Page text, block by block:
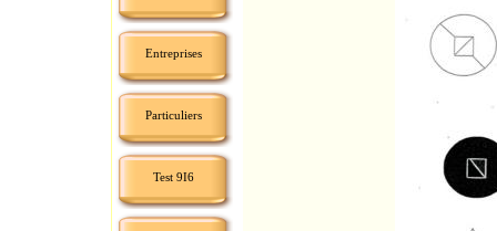
Entreprises
Particuliers
Test 9I6